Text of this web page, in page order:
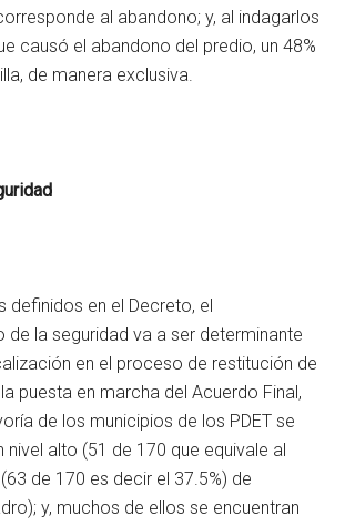
al abandono; y, al indagarlos
causó el abandono del predio, un 48%
de manera exclusiva.
definidos en el Decreto, el
la seguridad va a ser determinante
en el proceso de restitución de
puesta en marcha del Acuerdo Final,
de los municipios de los PDET se
nivel alto (51 de 170 que equivale al
de 170 es decir el 37.5%) de
y, muchos de ellos se encuentran